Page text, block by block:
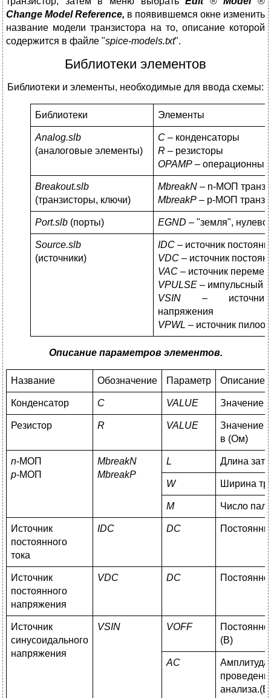
Change Model Reference, в появившемся окне изменить
название модели транзистора на то, описание которой
содержится в файле "spice-models.txt".
Библиотеки элементов
Библиотеки и элементы, необходимые для ввода схемы:
Библиотеки Элементы
Analog.slb
(аналоговые элементы)
С – конденсаторы
R – резисторы
OPAMP – операционный
Breakout.slb
(транзисторы, ключи)
MbreakN – n-МОП
MbreakP – p-МОП
Port.slb (порты) EGND – "земля",
Source.slb
(источники)
IDC – источник
VDC – источник
VAC – источник
VPULSE – импульсный
VSIN – источник
напряжения
VPWL – источник
Описание параметров элементов.
Название Обозначение Параметр Описание
Конденсатор С VALUE Значение
Резистор R VALUE
Значение
в (Ом)
n-МОП
p-МОП
MbreakN
MbreakP
L Длина
W Ширина
M Число
Источник
постоянного
тока
IDC DC
Источник
постоянного
напряжения
VDC DC
Источник
синусоидального
напряжения
VSIN VOFF
(В)
AC
Амплитуда